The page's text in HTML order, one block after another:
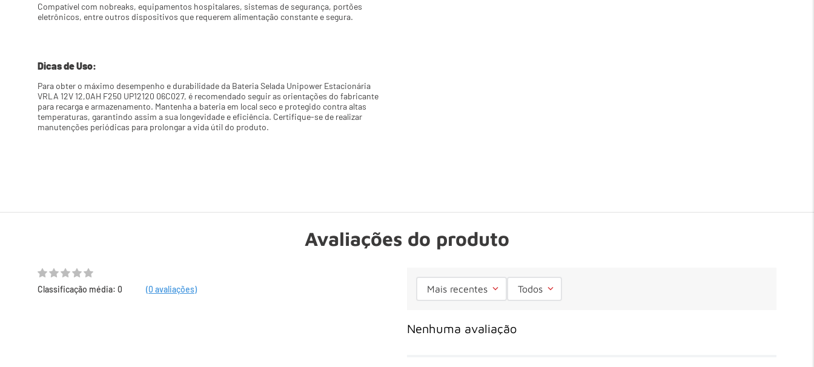
Compatível com nobreaks, equipamentos hospitalares, sistemas de segurança, portões
eletrônicos, entre outros dispositivos que requerem alimentação constante e segura.
Dicas de Uso:
Para obter o máximo desempenho e durabilidade da Bateria Selada Unipower Estacionária
VRLA 12V 12,0AH F250 UP12120 06C027, é recomendado seguir as orientações do fabricante
para recarga e armazenamento. Mantenha a bateria em local seco e protegido contra altas
temperaturas, garantindo assim a sua longevidade e eficiência. Certifique-se de realizar
manutenções periódicas para prolongar a vida útil do produto.
Avaliações do produto
Classificação média: 0 (0 avaliações) Mais recentes Todos
Nenhuma avaliação